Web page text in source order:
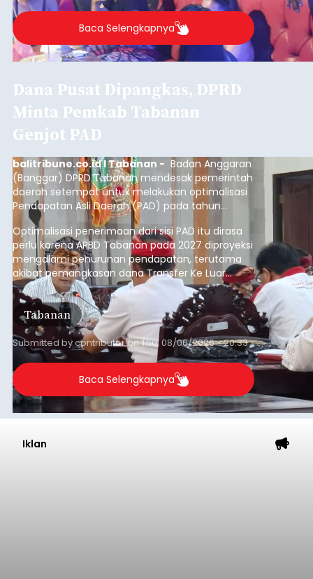
Baca Selengkapnya
Dana Pusat Dipangkas, DPRD
Minta Pemkab Tabanan
Genjot PAD
balitribune.co.id I Tabanan - Badan Anggaran
(Banggar) DPRD Tabanan mendesak pemerintah
daerah setempat untuk melakukan optimalisasi
Pendapatan Asli Daerah (PAD) pada tahun
anggaran 2027.
Optimalisasi penerimaan dari sisi PAD itu dirasa
perlu karena APBD Tabanan pada 2027 diproyeksi
mengalami penurunan pendapatan, terutama
akibat pemangkasan dana Transfer Ke Luar
Daerah (TKD) dari pemerintah pusat.
Tabanan
Submitted bycontributoronThu, 08/06/2026 - 20:33
Baca Selengkapnya
Iklan